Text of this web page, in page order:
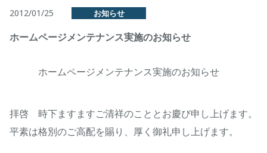
2012/01/25 お知らせ
ホームページメンテナンス実施のお知らせ
ホームページメンテナンス実施のお知らせ
拝啓 時下ますますご清祥のこととお慶び申し上げます。
平素は格別のご高配を賜り、厚く御礼申し上げます。